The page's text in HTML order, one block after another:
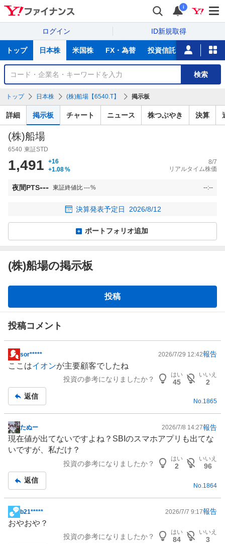
i
ログイン ID新規取得
サ
トップ 日本株 米国株 FX・為替 投資信託 ニュース
銘
検
索
検索
トップ 日本株 (株)船場【6540.T】 掲示板
詳細 掲示板 チャート ニュース 株つぶやき 決算
(株)船場
6540 東証STD
1,491
+16
+1.08%
8/7
リアルタイム株価
夜間PTS--- 東証終値比---% --:--
決算発表予定日 2026/8/12
ポートフォリオ追加
(株)船場の掲示板
板
投稿
投稿コメント
掲
示
事
sor***** 2026/7/29 12:42報告
ここはイオンが主要顧客でしたね
投資の参考になりましたか？
はい
45
いいえ
2
返信
No.1865
掲
示
板
たぬー 2026/7/8 14:27報告
現在値が出てないですよね？SBIのスマホアプリも出てな
いですが、私だけ？
投資の参考になりましたか？
はい
2
いいえ
96
返信
No. 1864
掲
示
b21***** 2026/7/7 9:17報告
おやおや？
投資の参考になりましたか？
はい
84
いいえ
3